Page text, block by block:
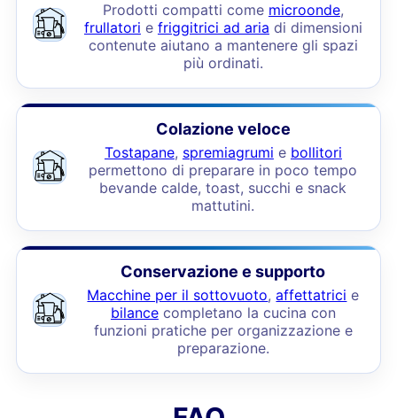
Prodotti compatti come microonde,
frullatori e friggitrici ad aria di dimensioni
contenute aiutano a mantenere gli spazi
più ordinati.
Colazione veloce
Tostapane, spremiagrumi e bollitori
permettono di preparare in poco tempo
bevande calde, toast, succhi e snack
mattutini.
Conservazione e supporto
Macchine per il sottovuoto,affettatrici e
bilancecompletano la cucina con
funzioni pratiche per organizzazione e
preparazione.